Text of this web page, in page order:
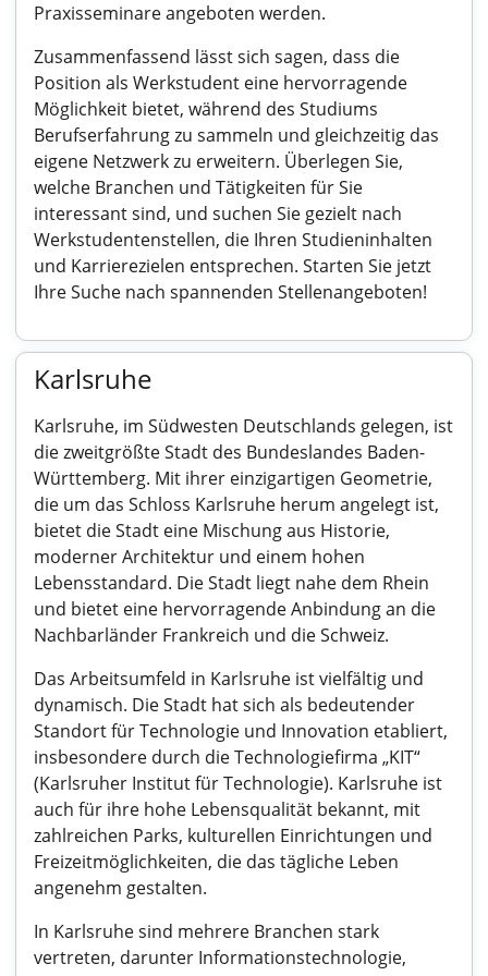
Praxisseminare angeboten werden.
Zusammenfassend lässt sich sagen, dass die
Position als Werkstudent eine hervorragende
Möglichkeit bietet, während des Studiums
Berufserfahrung zu sammeln und gleichzeitig das
eigene Netzwerk zu erweitern. Überlegen Sie,
welche Branchen und Tätigkeiten für Sie
interessant sind, und suchen Sie gezielt nach
Werkstudentenstellen, die Ihren Studieninhalten
und Karrierezielen entsprechen. Starten Sie jetzt
Ihre Suche nach spannenden Stellenangeboten!
Karlsruhe
Karlsruhe, im Südwesten Deutschlands gelegen, ist
die zweitgrößte Stadt des Bundeslandes Baden-
Württemberg. Mit ihrer einzigartigen Geometrie,
die um das Schloss Karlsruhe herum angelegt ist,
bietet die Stadt eine Mischung aus Historie,
moderner Architektur und einem hohen
Lebensstandard. Die Stadt liegt nahe dem Rhein
und bietet eine hervorragende Anbindung an die
Nachbarländer Frankreich und die Schweiz.
Das Arbeitsumfeld in Karlsruhe ist vielfältig und
dynamisch. Die Stadt hat sich als bedeutender
Standort für Technologie und Innovation etabliert,
insbesondere durch die Technologiefirma „KIT“
(Karlsruher Institut für Technologie). Karlsruhe ist
auch für ihre hohe Lebensqualität bekannt, mit
zahlreichen Parks, kulturellen Einrichtungen und
Freizeitmöglichkeiten, die das tägliche Leben
angenehm gestalten.
In Karlsruhe sind mehrere Branchen stark
vertreten, darunter Informationstechnologie,